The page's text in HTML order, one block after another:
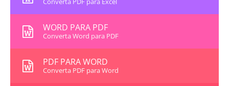
WORD PARA PDF
Converta Word para PDF
PDF PARA WORD
Converta PDF para Word